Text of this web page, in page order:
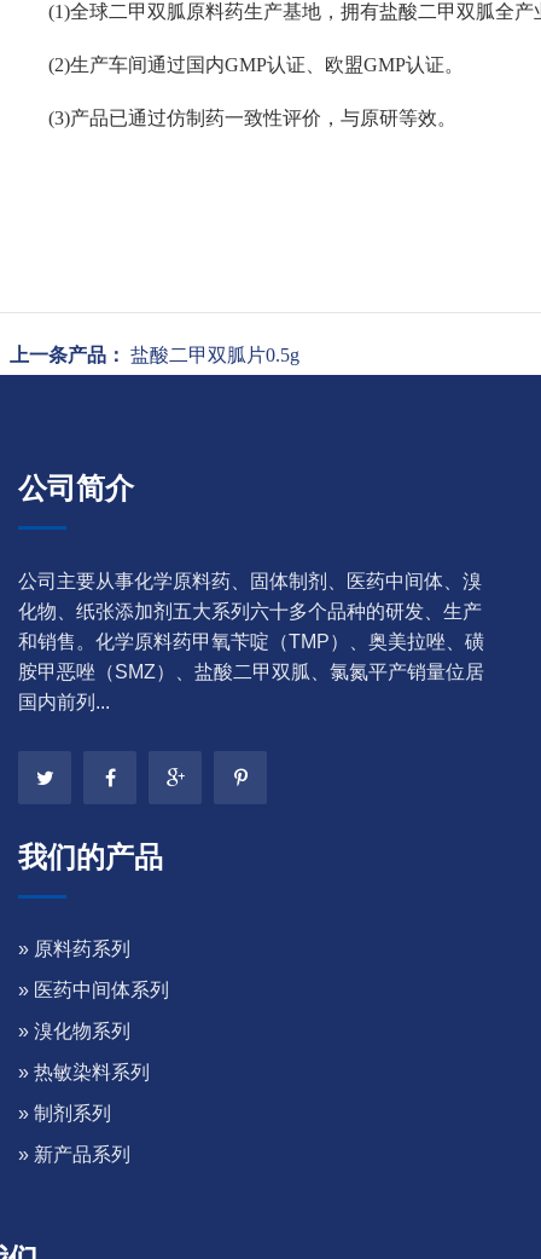
(1)全球二甲双胍原料药生产基地，拥有盐酸二甲双胍全产
(2)生产车间通过国内GMP认证、欧盟GMP认证。
(3)产品已通过仿制药一致性评价，与原研等效。
上一条产品： 盐酸二甲双胍片0.5g
公司简介
公司主要从事化学原料药、固体制剂、医药中间体、溴
化物、纸张添加剂五大系列六十多个品种的研发、生产
和销售。化学原料药甲氧苄啶（TMP）、奥美拉唑、磺
胺甲恶唑（SMZ）、盐酸二甲双胍、氯氮平产销量位居
国内前列...
我们的产品
» 原料药系列
» 医药中间体系列
» 溴化物系列
» 热敏染料系列
» 制剂系列
» 新产品系列